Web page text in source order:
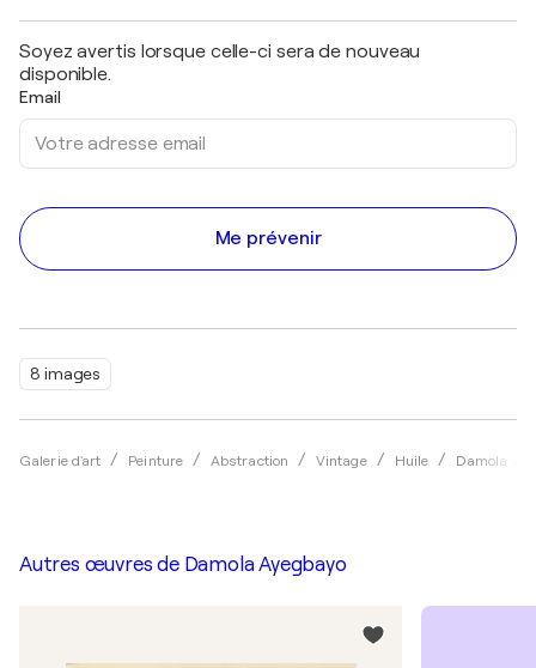
8 images
Galerie d'art Peinture Abstraction Vintage Huile Damola
Soyez avertis lorsque celle-ci sera de nouveau
disponible.
Email
Me prévenir
Autres œuvres de Damola Ayegbayo